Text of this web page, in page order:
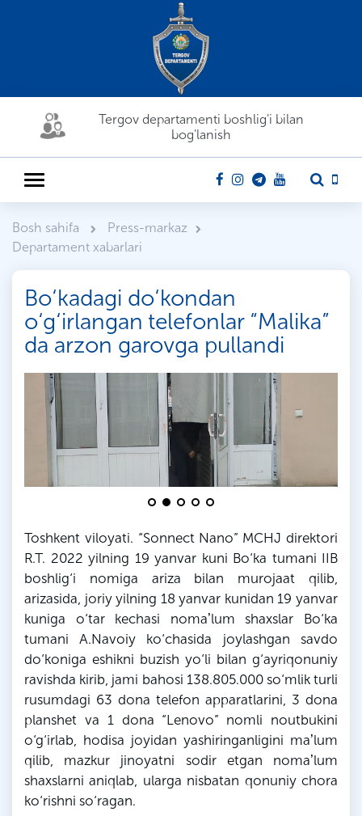
Tergov departamenti boshlig'i bilan
bog'lanish
Bosh sahifa
Press-markaz
Departament xabarlari
Bo‘kadagi do‘kondan
o‘g‘irlangan telefonlar “Malika”
da arzon garovga pullandi
Toshkent viloyati. “Sonnect Nano” MCHJ direktori
R.T. 2022 yilning 19 yanvar kuni Bo‘ka tumani IIB
boshlig‘i nomiga ariza bilan murojaat qilib,
arizasida, joriy yilning 18 yanvar kunidan 19 yanvar
kuniga o‘tar kechasi nomaʼlum shaxslar Bo‘ka
tumani A.Navoiy ko‘chasida joylashgan savdo
do‘koniga eshikni buzish yo‘li bilan g‘ayriqonuniy
ravishda kirib, jami bahosi 138.805.000 so‘mlik turli
rusumdagi 63 dona telefon apparatlarini, 3 dona
planshet va 1 dona “Lenovo” nomli noutbukini
o‘g‘irlab, hodisa joyidan yashiringanligini maʼlum
qilib, mazkur jinoyatni sodir etgan nomaʼlum
shaxslarni aniqlab, ularga nisbatan qonuniy chora
ko‘rishni so‘ragan.